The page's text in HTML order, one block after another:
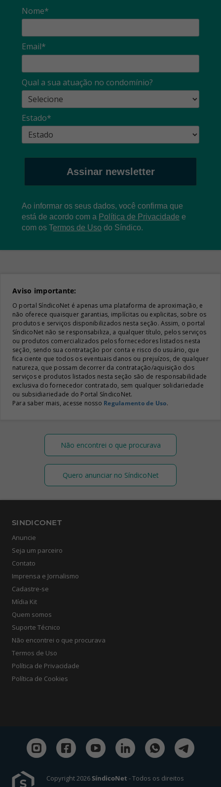
Nome*
Email*
Qual a sua atuação no condomínio?
Estado*
Assinar newsletter
Ao informar os seus dados, você confirma que
está de acordo com a Política de Privacidade e
com os Termos de Uso do Síndico.
Aviso importante:
O portal SíndicoNet é apenas uma plataforma de aproximação, e
não oferece quaisquer garantias, implícitas ou explicitas, sobre os
produtos e serviços disponibilizados nesta seção. Assim, o portal
SíndicoNet não se responsabiliza, a qualquer título, pelos serviços
ou produtos comercializados pelos fornecedores listados nesta
seção, sendo sua contratação por conta e risco do usuário, que
fica ciente que todos os eventuais danos ou prejuízos, de qualquer
natureza, que possam decorrer da contratação/aquisição dos
serviços e produtos listados nesta seção são de responsabilidade
exclusiva do fornecedor contratado, sem qualquer solidariedade
ou subsidiariedade do Portal SíndicoNet.
Para saber mais, acesse nosso Regulamento de Uso.
Não encontrei o que procurava
Quero anunciar no SíndicoNet
SINDICONET
Anuncie
Seja um parceiro
Contato
Imprensa e Jornalismo
Cadastre-se
Mídia Kit
Quem somos
Suporte Técnico
Não encontrei o que procurava
Termos de Uso
Política de Privacidade
Política de Cookies
Copyright 2026SíndicoNet - Todos os direitos